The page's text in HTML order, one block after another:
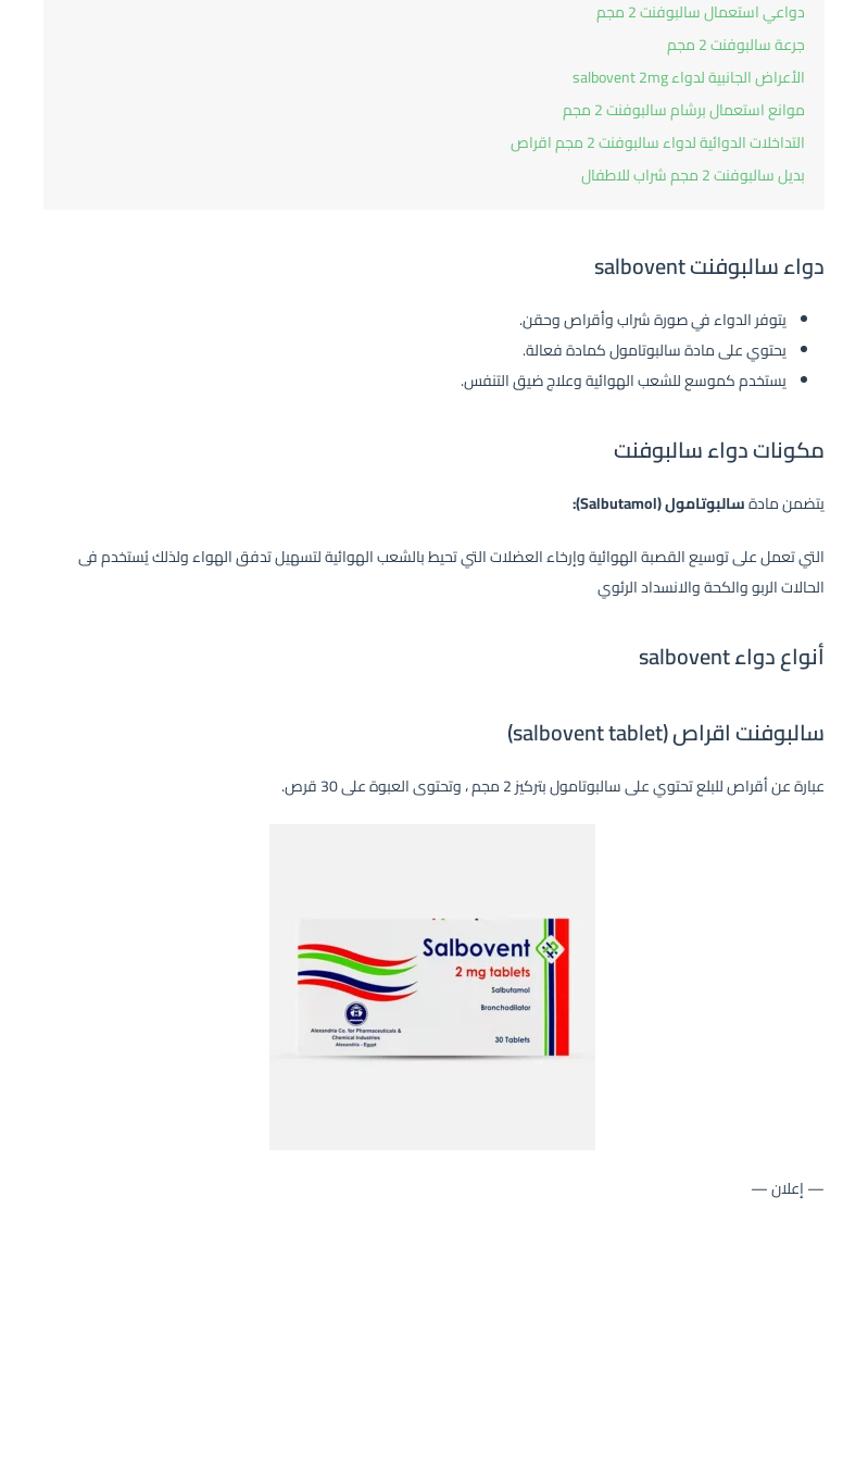
دواعي استعمال سالبوفنت 2 مجم
جرعة سالبوفنت 2 مجم
الأعراض الجانبية لدواء salbovent 2mg
موانع استعمال برشام سالبوفنت 2 مجم
التداخلات الدوائية لدواء سالبوفنت 2 مجم اقراص
بديل سالبوفنت 2 مجم شراب للاطفال
دواء سالبوفنت salbovent
يتوفر الدواء في صورة شراب وأقراص وحقن.
يحتوي على مادة سالبوتامول كمادة فعالة.
يستخدم كموسع للشعب الهوائية وعلاج ضيق التنفس.
مكونات دواء سالبوفنت
يتضمن مادةسالبوتامول (Salbutamol
):
التي تعمل على توسيع القصبة الهوائية وإرخاء العضلات التي تحيط بالشعب الهوائية لتسهيل تدفق الهواء ولذلك يُستخدم فى
الحالات الربو والكحة والانسداد الرئوي
أنواع دواء salbovent
سالبوفنت اقراص (salbovent tablet)
عبارة عن أقراص للبلع تحتوي على سالبوتامول بتركيز 2 مجم ، وتحتوى العبوة على 30 قرص.
— إعلان —